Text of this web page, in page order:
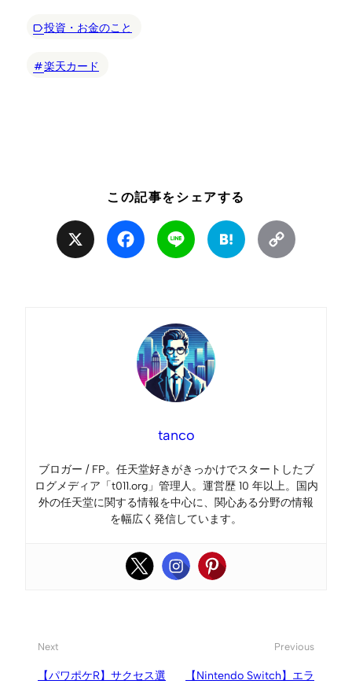
投資・お金のこと
楽天カード
この記事をシェアする
Facebook Line Hatena
tanco
ブロガー / FP。任天堂好きがきっかけでスタートしたブ
ログメディア「t011.org」管理人。運営歴 10 年以上。国内
外の任天堂に関する情報を中心に、関心ある分野の情報
を幅広く発信しています。
Next
【パワポケR】サクセス選
Previous
【Nintendo Switch】エラ